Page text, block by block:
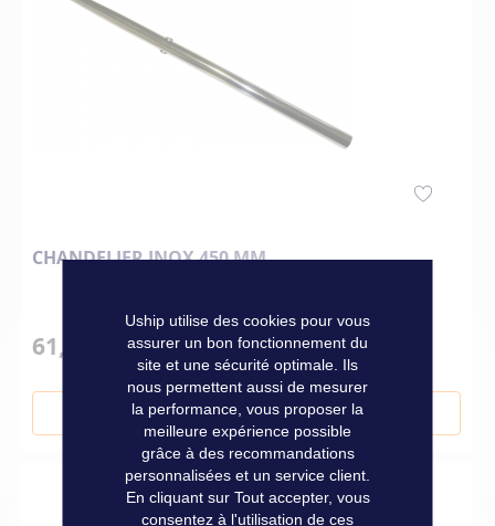
CHANDELIER INOX 450 MM
61,00 €
Ajouter au panier
Uship utilise des cookies pour vous
assurer un bon fonctionnement du
site et une sécurité optimale. Ils
nous permettent aussi de mesurer
la performance, vous proposer la
meilleure expérience possible
grâce à des recommandations
personnalisées et un service client.
En cliquant sur Tout accepter, vous
consentez à l'utilisation de ces